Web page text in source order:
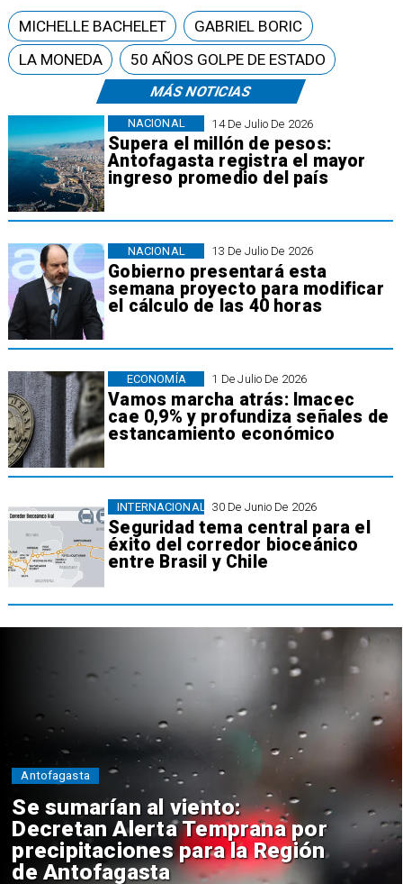
MÁS NOTICIAS
14 De Julio De 2026
Supera el millón de pesos:
Antofagasta registra el mayor
ingreso promedio del país
NACIONAL
13 De Julio De 2026
Gobierno presentará esta
semana proyecto para modificar
el cálculo de las 40 horas
NACIONAL
1 De Julio De 2026
Vamos marcha atrás: Imacec
cae 0,9% y profundiza señales de
estancamiento económico
ECONOMÍA
30 De Junio De 2026
Seguridad tema central para el
éxito del corredor bioceánico
entre Brasil y Chile
INTERNACIONAL
MICHELLE BACHELET
GABRIEL BORIC
LA MONEDA
50 AÑOS GOLPE DE ESTADO
Se sumarían al viento:
Decretan Alerta Temprana por
precipitaciones para la Región
de Antofagasta
Antofagasta